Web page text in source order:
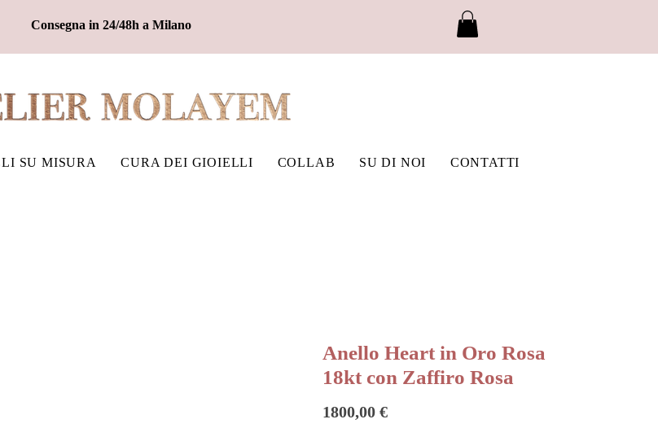
Consegna in 24/48h a Milano
SU MISURA CURA DEI GIOIELLI COLLAB SU DI NOI CONTATTI
Anello Heart in Oro Rosa
18kt con Zaffiro Rosa
1800,00 €Prezzo